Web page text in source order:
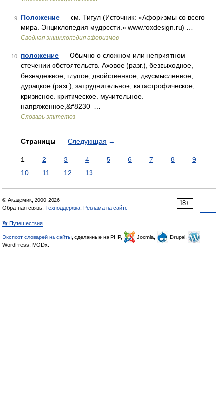
9 Положение — см. Титул (Источник: «Афоризмы со всего
мира. Энциклопедия мудрости.» www.foxdesign.ru) …
Сводная энциклопедия афоризмов
10 положение — Обычно о сложном или неприятном
стечении обстоятельств. Аховое (разг.), безвыходное,
безнадежное, глупое, двойственное, двусмысленное,
дурацкое (разг.), затруднительное, катастрофическое,
кризисное, критическое, мучительное,
напряженное,&#8230; …
Словарь эпитетов
Страницы Следующая →
1 2 3 4 5 6 7 8
9
10
11 12 13
18+
© Академик, 2000-2026
Обратная связь: Техподдержка Реклама на сайте
👣 Путешествия
Экспорт словарей на сайты , сделанные на PHP, Joomla,
Drupal,
WordPress, MODx.